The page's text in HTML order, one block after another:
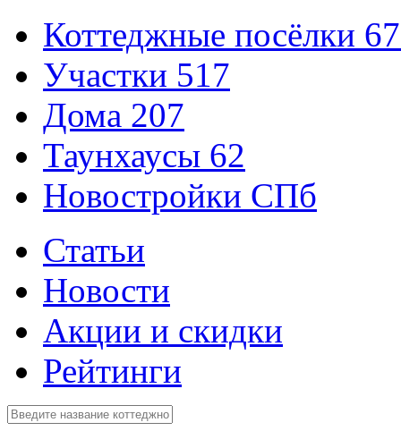
Коттеджные посёлки
Участки 517
Дома 207
Таунхаусы 62
Новостройки СПб
Статьи
Новости
Акции и скидки
Рейтинги